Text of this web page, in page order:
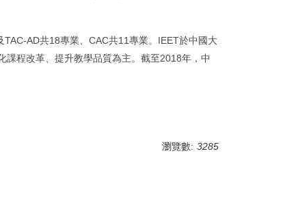
AD共18專業、CAC共11專業。IEET於中國大
程改革、提升教學品質為主。截至2018年，中
瀏覽數: 3285